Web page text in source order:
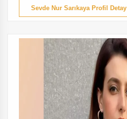
Sevde Nur Sarıkaya Profil Detay